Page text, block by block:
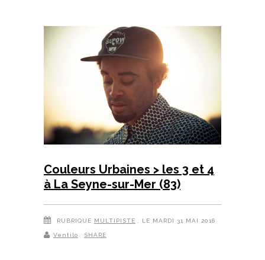
Couleurs Urbaines > les 3 et 4
à La Seyne-sur-Mer (83)
RUBRIQUE MULTIPISTE , LE MARDI 31 MAI 2016
Ventilo SHARE